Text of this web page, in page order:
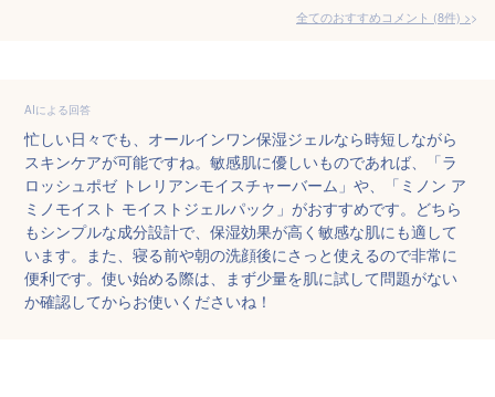
全てのおすすめコメント (8件) >
AIによる回答
忙しい日々でも、オールインワン保湿ジェルなら時短しながら
スキンケアが可能ですね。敏感肌に優しいものであれば、「ラ
ロッシュポゼ トレリアンモイスチャーバーム」や、「ミノン ア
ミノモイスト モイストジェルパック」がおすすめです。どちら
もシンプルな成分設計で、保湿効果が高く敏感な肌にも適して
います。また、寝る前や朝の洗顔後にさっと使えるので非常に
便利です。使い始める際は、まず少量を肌に試して問題がない
か確認してからお使いくださいね！